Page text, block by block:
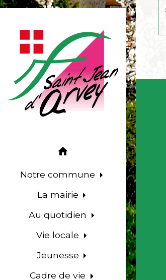
home
Notre commune
La mairie
Au quotidien
Vie locale
Jeunesse
Cadre de vie